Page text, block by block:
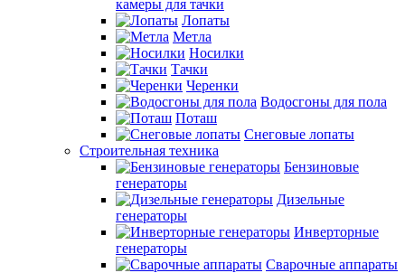
камеры для тачки
Лопаты
Метла
Носилки
Тачки
Черенки
Водосгоны для пола
Поташ
Снеговые лопаты
Строительная техника
Бензиновые
генераторы
Дизельные
генераторы
Инверторные
генераторы
Сварочные аппараты